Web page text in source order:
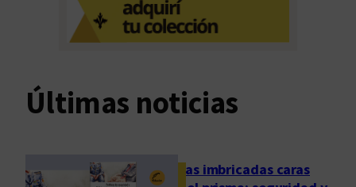
c
t
e
a
m
Últimas noticias
Las imbricadas caras